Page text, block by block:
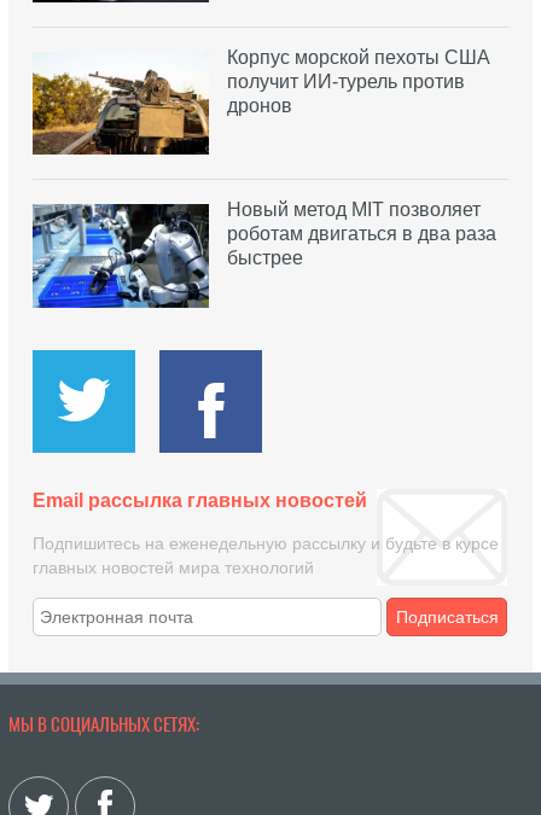
Корпус морской пехоты США
получит ИИ-турель против
дронов
Новый метод MIT позволяет
роботам двигаться в два раза
быстрее
Email рассылка главных новостей
Подпишитесь на еженедельную рассылку и будьте в курсе
главных новостей мира технологий
Подписаться
МЫ В СОЦИАЛЬНЫХ СЕТЯХ: